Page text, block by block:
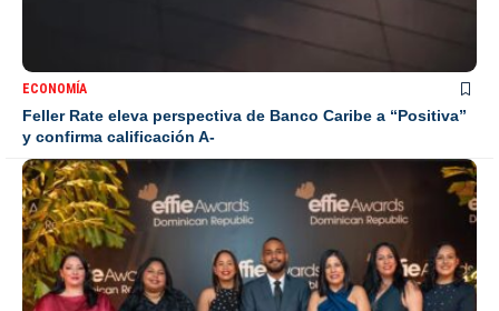
ECONOMÍA
Feller Rate eleva perspectiva de Banco Caribe a “Positiva”
y confirma calificación A-